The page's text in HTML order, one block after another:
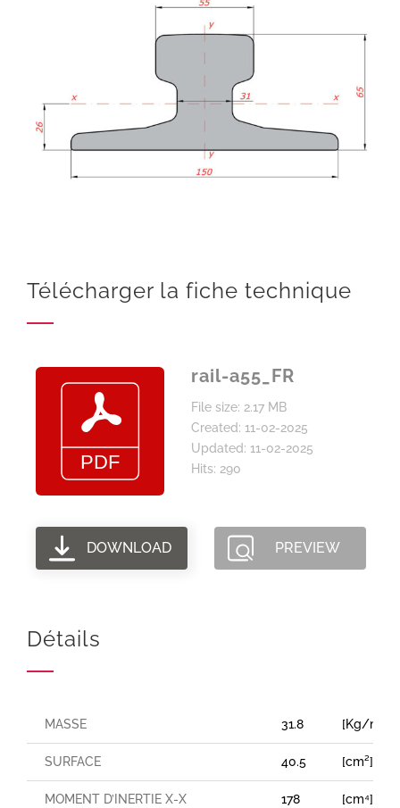
Télécharger la fiche technique
rail-a55_FR
File size: 2.17 MB
Created: 11-02-2025
Updated: 11-02-2025
Hits: 290
DOWNLOAD PREVIEW
Détails
MASSE 31.8 [Kg/m]
SURFACE 40.5 [cm²]
MOMENT D’INERTIE X-X 178 [cm⁴]